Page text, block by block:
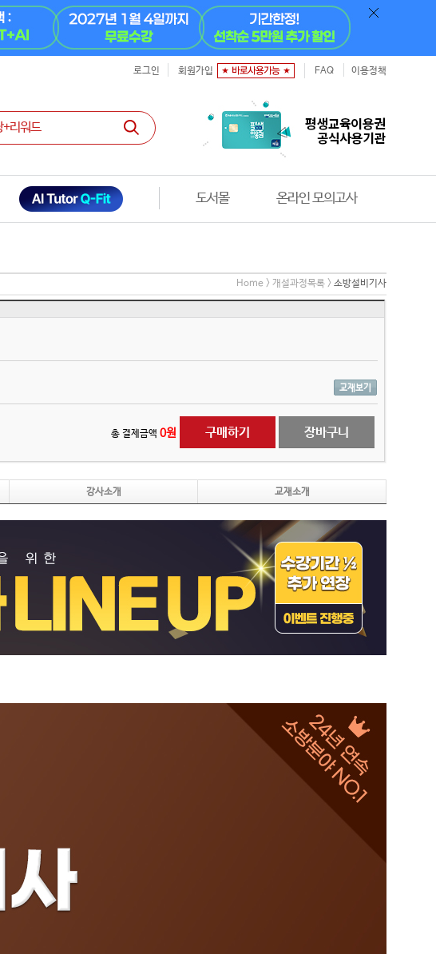
로그인 회원가입 FAQ 이용정책
도서몰 도서 구매자 전용
Home > 개설과정목록 > 소방설비기사
교재보기
총 결제금액 0원 구매하기 장바구니
강사소개 교재소개